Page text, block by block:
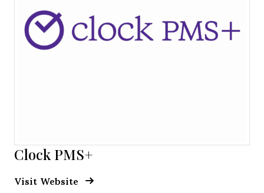
Clock PMS+
Visit Website Opens New Window